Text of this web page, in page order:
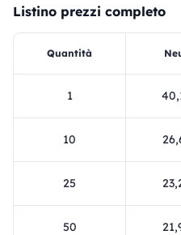
Listino prezzi completo
Quantità
1
10
25
50